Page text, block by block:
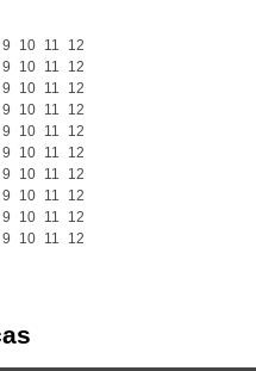
9 10 11
12
9 10 11
12
9 10 11
12
9 10 11
12
9 10 11
12
9 10 11
12
9 10 11
12
9 10 11
12
9 10 11
12
9 10 11
12